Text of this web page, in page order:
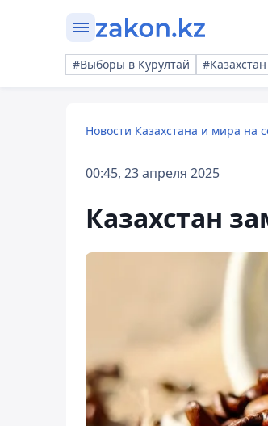
#Выборы в Курултай
Новости Казахстана и мира на
00:45, 23 апреля 2025
Казахстан